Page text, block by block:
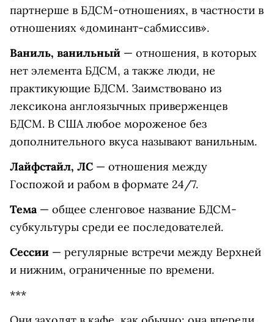
партнерше в БДСМ-отношениях, в частности в
отношениях «доминант-сабмиссив».
Ваниль, ванильный — отношения, в которых
нет элемента БДСМ, а также люди, не
практикующие БДСМ. Заимствовано из
лексикона англоязычных приверженцев
БДСМ. В США любое мороженое без
дополнительного вкуса называют ванильным.
Лайфстайл, ЛС — отношения между
Госпожой и рабом в формате 24/7.
Тема— общее сленговое название БДСМ-
субкультуры среди ее последователей.
Сессии — регулярные встречи между Верхней
и нижним, ограниченные по времени.
***